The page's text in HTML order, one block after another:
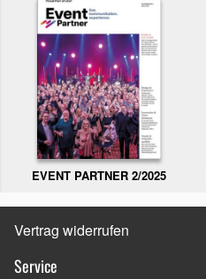
EVENT PARTNER 2/2025
Vertrag widerrufen
Service